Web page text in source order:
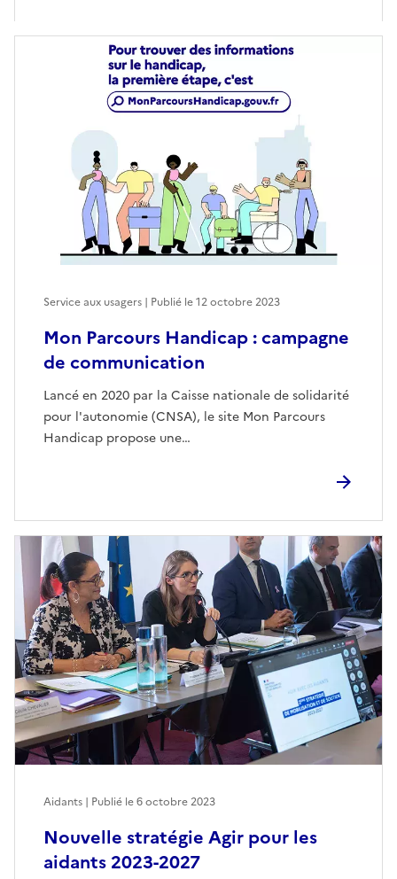
Mon Parcours Handicap : campagne
de communication
Lancé en 2020 par la Caisse nationale de solidarité
pour l'autonomie (CNSA), le site Mon Parcours
Handicap propose une…
Service aux usagers | Publié le12 octobre 2023
Nouvelle stratégie Agir pour les
aidants 2023-2027
Aidants | Publié le6 octobre 2023